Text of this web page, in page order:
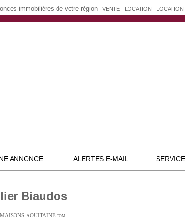
immobilières de votre région -VENTE - LOCATION - LOCATION
ANNONCE ALERTES E-MAIL
Biaudos
MAISONS-AQUITAINE.COM